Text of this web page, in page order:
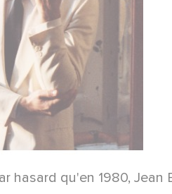
hasard qu'en 1980,